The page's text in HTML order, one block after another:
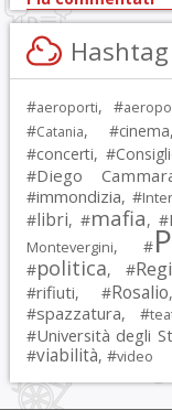
#aeroporti, #
#Catania, #cinema
#concerti, #
#Diego
#immondizia, #
#libri, #mafia, #
Montevergini, #
#politica, #
#rifiuti, #Rosalio
#spazzatura, #
#Università degli
#viabilità, #video